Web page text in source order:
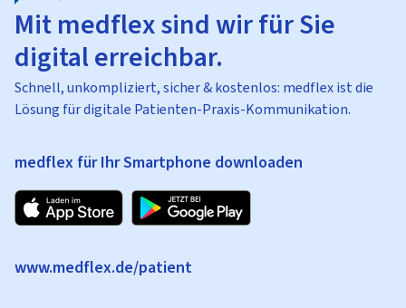
Mit medflex sind wir für Sie
digital erreichbar.
Schnell, unkompliziert, sicher & kostenlos: medflex ist die
Lösung für digitale Patienten-Praxis-Kommunikation.
medflex für Ihr Smartphone downloaden
www.medflex.de/patient